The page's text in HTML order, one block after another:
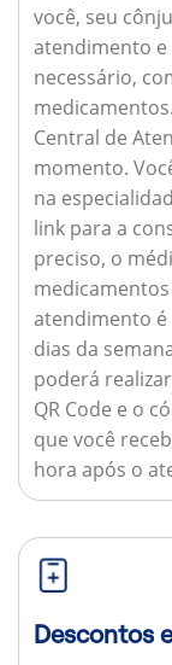
você, seu
atendimento e
necessário,
medicamentos.
Central de
momento.
na
link para a
preciso, o
atendimento é
dias da
poderá
QR Code e o
que você
hora após o
Descontos